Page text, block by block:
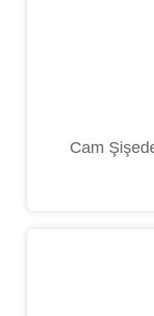
Cam